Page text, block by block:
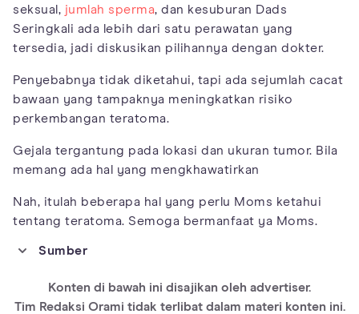
seksual, jumlah sperma, dan kesuburan Dads
Seringkali ada lebih dari satu perawatan yang
tersedia, jadi diskusikan pilihannya dengan dokter.
Penyebabnya tidak diketahui, tapi ada sejumlah cacat
bawaan yang tampaknya meningkatkan risiko
perkembangan teratoma.
Gejala tergantung pada lokasi dan ukuran tumor. Bila
memang ada hal yang mengkhawatirkan
Nah, itulah beberapa hal yang perlu Moms ketahui
tentang teratoma. Semoga bermanfaat ya Moms.
Sumber
https://www.childrenshospital.org/conditions-and-
treatments/conditions/t/teratoma/programs-and-services
Konten di bawah ini disajikan oleh advertiser.
Tim Redaksi Orami tidak terlibat dalam materi konten ini.